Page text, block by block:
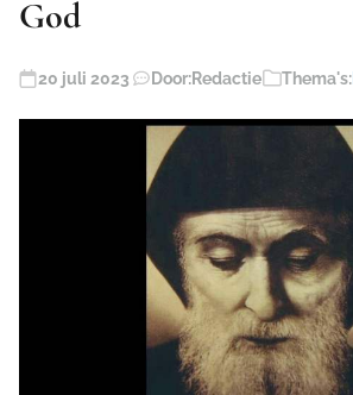
God
20 juli 2023 Door:Redactie Thema's: